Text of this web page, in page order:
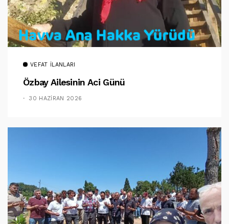
VEFAT İLANLARI
Özbay Ailesinin Aci Günü
30 HAZIRAN 2026